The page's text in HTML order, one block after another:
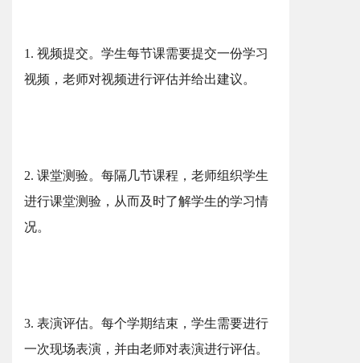
1. 视频提交。学生每节课需要提交一份学习
视频，老师对视频进行评估并给出建议。
2. 课堂测验。每隔几节课程，老师组织学生
进行课堂测验，从而及时了解学生的学习情
况。
3. 表演评估。每个学期结束，学生需要进行
一次现场表演，并由老师对表演进行评估。